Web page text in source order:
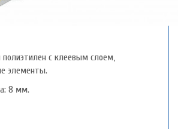
полиэтилен с клеевым слоем,
элементы.
8 мм.